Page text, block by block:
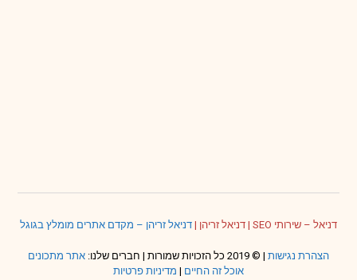
דניאל – שירותי SEO | דניאל זריהן | דניאל זריהן – מקדם אתרים מומלץ בגוגל
הצהרת נגישות | © 2019 כל הזכויות שמורות | חברים שלנו:
אתר מתכונים
אוכל זה החיים | מדיניות פרטיות